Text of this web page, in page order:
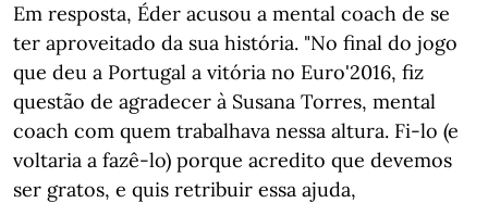
Em resposta, Éder acusou a mental coach de se
ter aproveitado da sua história. "No final do jogo
que deu a Portugal a vitória no Euro'2016, fiz
questão de agradecer à Susana Torres, mental
coach com quem trabalhava nessa altura. Fi-lo (e
voltaria a fazê-lo) porque acredito que devemos
ser gratos, e quis retribuir essa ajuda,